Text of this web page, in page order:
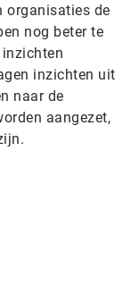
organisaties de
nog beter te
inzichten uit
naar de
aangezet,